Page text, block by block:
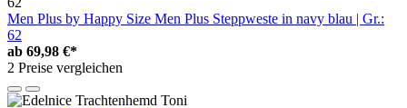
Men Plus by Happy Size Men Plus Steppweste in navy blau | Gr.:
62
ab 69,98 €*
2 Preise vergleichen